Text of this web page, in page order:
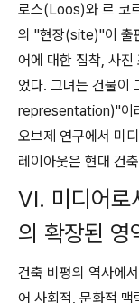
로스(Loos)와 르 코
의 "현장(site)"이 출
어에 대한 집착, 사진
었다. 그녀는 건물
representation)"이
오브제 연구에서 미
레이아웃은 현대 건
VI. 미디어로
의 확장된 영
건축 비평의 역사에
어 사회적, 문화적 맥